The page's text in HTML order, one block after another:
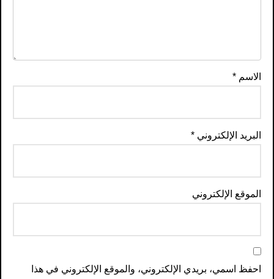
الاسم*
البريد الإلكتروني*
الموقع الإلكتروني
احفظ اسمي، بريدي الإلكتروني، والموقع الإلكتروني في هذا